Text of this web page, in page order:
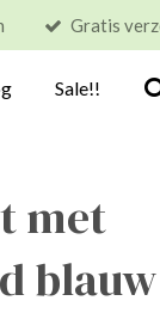
Gratis
Sale!!
met
blauw